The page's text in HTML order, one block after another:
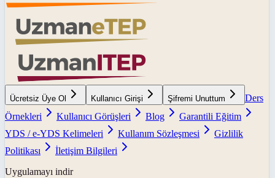
Ücretsiz Üye Ol Kullanıcı Girişi Şifremi Unuttum
Ders
Örnekleri
Kullanıcı Görüşleri Blog
Garantili Eğitim
YDS / e-YDS Kelimeleri
Kullanım Sözleşmesi
Gizlilik
Politikası
İletişim Bilgileri
Uygulamayı indir